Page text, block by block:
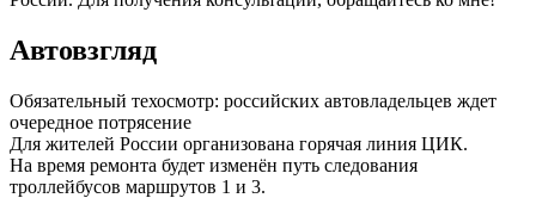
Автовзгляд
Обязательный техосмотр: российских автовладельцев ждет
очередное потрясение
Для жителей России организована горячая линия ЦИК.
На время ремонта будет изменён путь следования
троллейбусов маршрутов 1 и 3.